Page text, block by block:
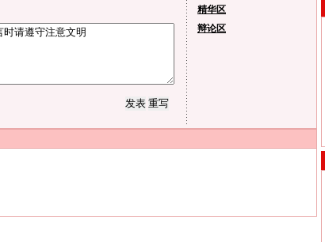
精华区
辩论区